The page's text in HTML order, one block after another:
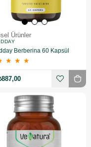
Ürünler
Berberina 60 Kapsül
★ ★ ★